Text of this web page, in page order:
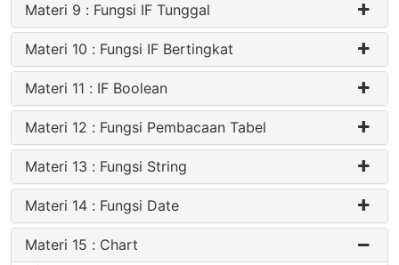
Materi 9 : Fungsi IF Tunggal
Materi 10 : Fungsi IF Bertingkat
Materi 11 : IF Boolean
Materi 12 : Fungsi Pembacaan Tabel
Materi 13 : Fungsi String
Materi 14 : Fungsi Date
Materi 15 : Chart